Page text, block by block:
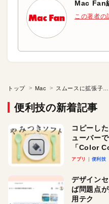
Mac Fan
この著者の
トップ Mac
便利技の新着記事
コピーし
ューバー
「Color
アプリ 便利技
デザイン
ば問題点
用テク